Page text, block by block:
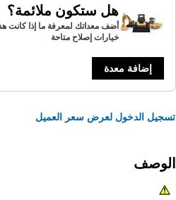
هل ستكون ملائمة؟
أضف معداتك لمعرفة ما إذا كانت هذه
خيارات إصلاح متاحة
إضافة معدة
الدخول لعرض سعر العميل